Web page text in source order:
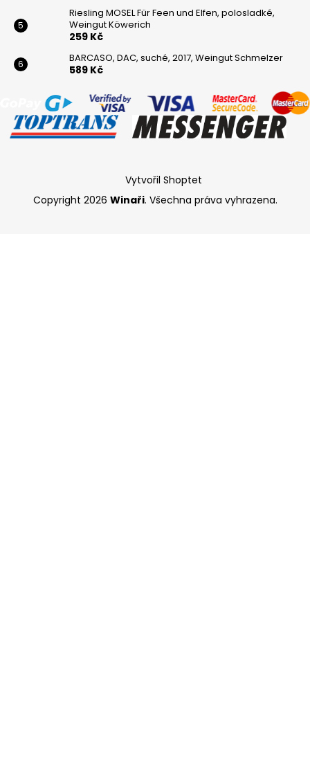
Riesling MOSEL Für Feen und Elfen, polosladké,
Weingut Köwerich
259 Kč
BARCASO, DAC, suché, 2017, Weingut Schmelzer
589 Kč
Vytvořil Shoptet
Copyright 2026 Winaři. Všechna práva vyhrazena.